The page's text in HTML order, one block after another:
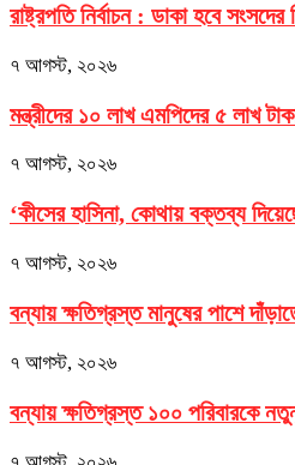
রাষ্ট্রপতি নির্বাচন : ডাকা হবে
৭ আগস্ট, ২০২৬
মন্ত্রীদের ১০ লাখ এমপিদের ৫ লাখ
৭ আগস্ট, ২০২৬
‘কীসের হাসিনা, কোথায় বক্তব্য
৭ আগস্ট, ২০২৬
বন্যায় ক্ষতিগ্রস্ত মানুষের পাশে
৭ আগস্ট, ২০২৬
বন্যায় ক্ষতিগ্রস্ত ১০০ পরিবারকে